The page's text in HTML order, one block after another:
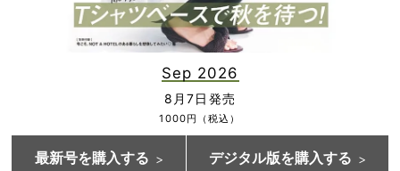
Sep 2026
8月7日発売
1000円（税込）
最新号を購入する デジタル版を購入する